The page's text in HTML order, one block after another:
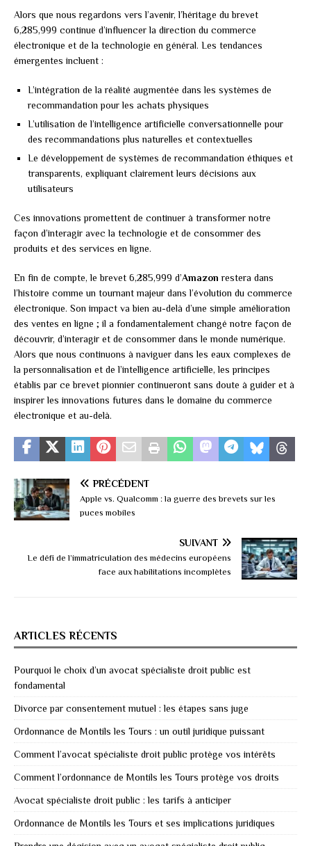
Alors que nous regardons vers l’avenir, l’héritage du brevet
6,285,999 continue d’influencer la direction du commerce
électronique et de la technologie en général. Les tendances
émergentes incluent :
L’intégration de la réalité augmentée dans les systèmes de
recommandation pour les achats physiques
L’utilisation de l’intelligence artificielle conversationnelle pour
des recommandations plus naturelles et contextuelles
Le développement de systèmes de recommandation éthiques et
transparents, expliquant clairement leurs décisions aux
utilisateurs
Ces innovations promettent de continuer à transformer notre
façon d’interagir avec la technologie et de consommer des
produits et des services en ligne.
En fin de compte, le brevet 6,285,999 d’Amazon restera dans
l’histoire comme un tournant majeur dans l’évolution du commerce
électronique. Son impact va bien au-delà d’une simple amélioration
des ventes en ligne ; il a fondamentalement changé notre façon de
découvrir, d’interagir et de consommer dans le monde numérique.
Alors que nous continuons à naviguer dans les eaux complexes de
la personnalisation et de l’intelligence artificielle, les principes
établis par ce brevet pionnier continueront sans doute à guider et à
inspirer les innovations futures dans le domaine du commerce
électronique et au-delà.
PRÉCÉDENT
Apple vs. Qualcomm : la guerre des brevets sur les
puces mobiles
SUIVANT
Le défi de l’immatriculation des médecins européens
face aux habilitations incomplètes
ARTICLES RÉCENTS
Pourquoi le choix d’un avocat spécialiste droit public est
fondamental
Divorce par consentement mutuel : les étapes sans juge
Ordonnance de Montils les Tours : un outil juridique puissant
Comment l’avocat spécialiste droit public protège vos intérêts
Comment l’ordonnance de Montils les Tours protège vos droits
Avocat spécialiste droit public : les tarifs à anticiper
Ordonnance de Montils les Tours et ses implications juridiques